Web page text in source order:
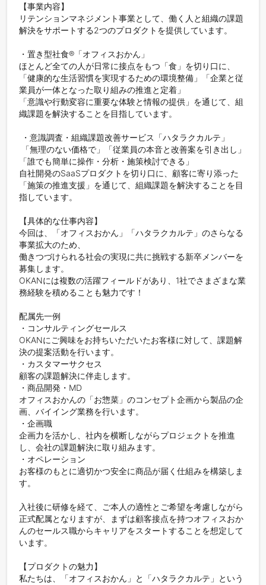
【事業内容】
リテンションマネジメント事業として、働く人と組織の課題
解決をサポートする2つのプロダクトを提供しています。
・置き型社食®︎「オフィスおかん」
ほとんど全ての人が日常に接点をもつ「食」を切り口に、
「健康的な生活習慣を実現するための環境整備」「企業と従
業員が一体となった取り組みの推進と定着」
「意識や行動変容に重要な体験と情報の提供」を通じて、組
織課題を解決することを目指しています。
「誰でも簡単に操作・分析・施策検討できる」
自社開発のSaaSプロダクトを切り口に、顧客に寄り添った
「施策の推進支援」を通じて、組織課題を解決することを目
指しています。
【具体的な仕事内容】
今回は、「オフィスおかん」「ハタラクカルテ」のさらなる
事業拡大のため、
働きつづけられる社会の実現に共に挑戦する新卒メンバーを
募集します。
OKANには複数の活躍フィールドがあり、1社でさまざまな業
務経験を積めることも魅力です！
配属先一例
・コンサルティングセールス
OKANにご興味をお持ちいただいたお客様に対して、課題解
決の提案活動を行います。
・カスタマーサクセス
顧客の課題解決に伴走します。
・商品開発・MD
オフィスおかんの「お惣菜」のコンセプト企画から製品の企
画、バイイング業務を行います。
・企画職
企画力を活かし、社内を横断しながらプロジェクトを推進
し、会社の課題解決に取り組みます。
・オペレーション
お客様のもとに適切かつ安全に商品が届く仕組みを構築しま
す。
入社後に研修を経て、ご本人の適性とご希望を考慮しながら
正式配属となりますが、まずは顧客接点を持つオフィスおか
んのセールス職からキャリアをスタートすることを想定して
います。
【プロダクトの魅力】
私たちは、「オフィスおかん」と「ハタラクカルテ」という